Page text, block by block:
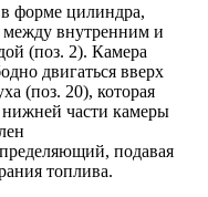
форме цилиндра,
внутренним и
(поз. 2). Камера
двигаться вверх
(поз. 20), которая
нижней части камеры
подавая
топлива.